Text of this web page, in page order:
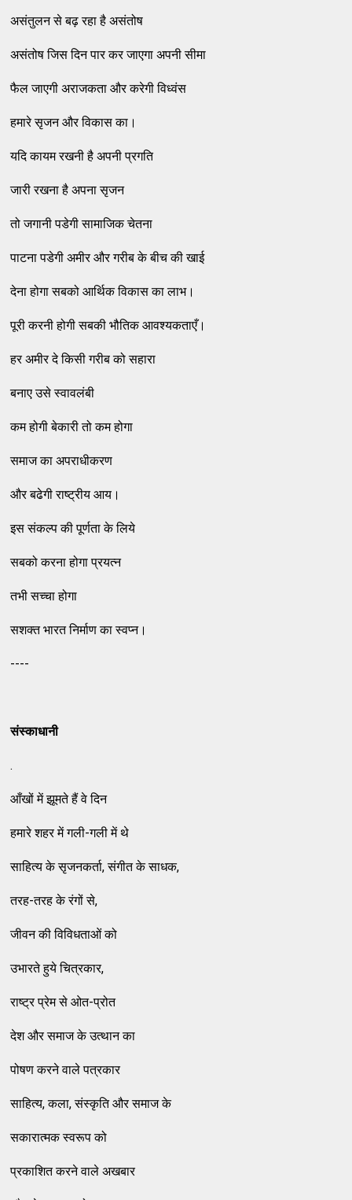
असंतुलन से बढ़ रहा है असंतोष
असंतोष जिस दिन पार कर जाएगा अपनी सीमा
फैल जाएगी अराजकता और करेगी विध्वंस
हमारे सृजन और विकास का।
यदि कायम रखनी है अपनी प्रगति
जारी रखना है अपना सृजन
तो जगानी पडेगी सामाजिक चेतना
पाटना पडेगी अमीर और गरीब के बीच की खाई
देना होगा सबको आर्थिक विकास का लाभ।
पूरी करनी होगी सबकी भौतिक आवश्यकताएँ।
हर अमीर दे किसी गरीब को सहारा
बनाए उसे स्वावलंबी
कम होगी बेकारी तो कम होगा
समाज का अपराधीकरण
और बढेगी राष्ट्रीय आय।
इस संकल्प की पूर्णता के लिये
सबको करना होगा प्रयत्न
तभी सच्चा होगा
सशक्त भारत निर्माण का स्वप्न।
----
संस्काधानी
.
आँखों में झूमते हैं वे दिन
हमारे शहर में गली-गली में थे
साहित्य के सृजनकर्ता, संगीत के साधक,
तरह-तरह के रंगों से,
जीवन की विविधताओं को
उभारते हुये चित्रकार,
राष्ट्र प्रेम से ओत-प्रोत
देश और समाज के उत्थान का
पोषण करने वाले पत्रकार
साहित्य, कला, संस्कृति और समाज के
सकारात्मक स्वरूप को
प्रकाशित करने वाले अखबार